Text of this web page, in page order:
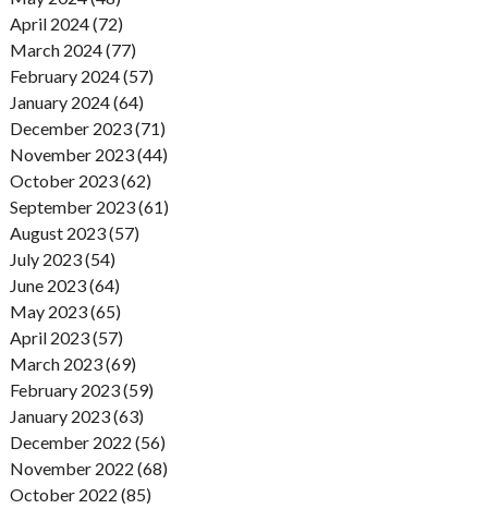
April 2024 (72)
March 2024 (77)
February 2024 (57)
January 2024 (64)
December 2023 (71)
November 2023 (44)
October 2023 (62)
September 2023 (61)
August 2023 (57)
July 2023 (54)
June 2023 (64)
May 2023 (65)
April 2023 (57)
March 2023 (69)
February 2023 (59)
January 2023 (63)
December 2022 (56)
November 2022 (68)
October 2022 (85)